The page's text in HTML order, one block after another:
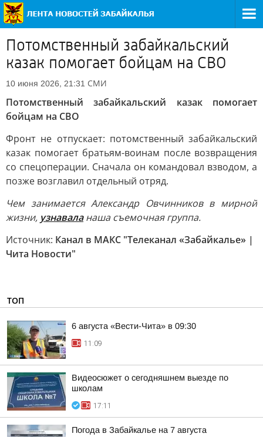
Потомственный забайкальский
казак помогает бойцам на СВО
10 июня 2026, 21:31 СМИ
Потомственный забайкальский казак помогает
бойцам на СВО
Фронт не отпускает: потомственный забайкальский
казак помогает братьям-воинам после возвращения
со спецоперации. Сначала он командовал взводом, а
позже возглавил отдельный отряд.
Чем занимается Александр Овчинников в мирной
жизни, узнаваланаша съемочная группа.
Источник: Канал в МАКС "Телеканал «Забайкалье» |
Чита Новости"
ТОП
6 августа «Вести-Чита» в 09:30
11:09
Видеосюжет о сегодняшнем выезде по
школам
17:11
Погода в Забайкалье на 7 августа